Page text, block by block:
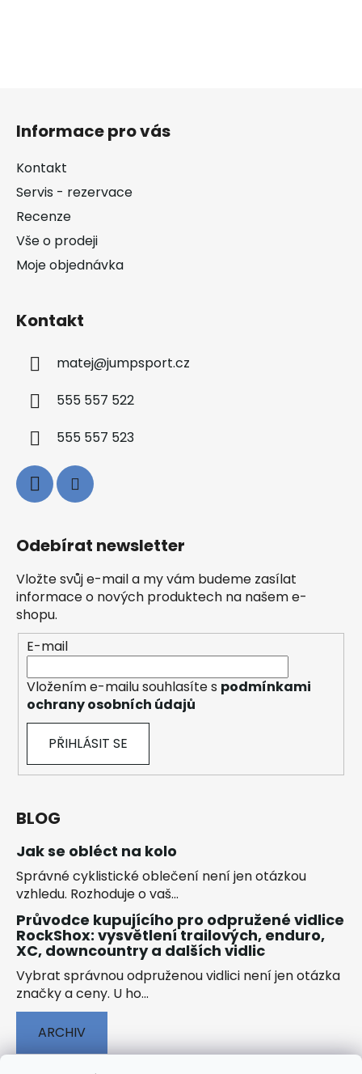
Informace pro vás
Kontakt
Servis - rezervace
Recenze
Vše o prodeji
Moje objednávka
Kontakt
matej@jumpsport.cz
555 557 522
555 557 523
Odebírat newsletter
Vložte svůj e-mail a my vám budeme zasílat
informace o nových produktech na našem e-
shopu.
E-mail
Vložením e-mailu souhlasíte s podmínkami
ochrany osobních údajů
PŘIHLÁSIT SE
BLOG
Jak se obléct na kolo
Správné cyklistické oblečení není jen otázkou
vzhledu. Rozhoduje o vaš...
Průvodce kupujícího pro odpružené vidlice
RockShox: vysvětlení trailových, enduro,
XC, downcountry a dalších vidlic
Vybrat správnou odpruženou vidlici není jen otázka
značky a ceny. U ho...
ARCHIV